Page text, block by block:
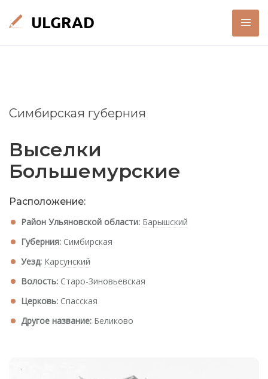
Симбирская губерния
Выселки
Большемурские
Расположение:
Район Ульяновской области: Барышский
Губерния: Симбирская
Уезд: Карсунский
Волость: Старо-Зиновьевская
Церковь: Спасская
Другое название: Беликово